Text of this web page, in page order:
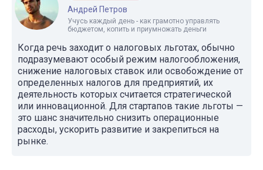
Андрей Петров
Учусь каждый день - как грамотно управлять
бюджетом, копить и приумножать деньги
Когда речь заходит о налоговых льготах, обычно
подразумевают особый режим налогообложения,
снижение налоговых ставок или освобождение от
определенных налогов для предприятий, их
деятельность которых считается стратегической
или инновационной. Для стартапов такие льготы —
это шанс значительно снизить операционные
расходы, ускорить развитие и закрепиться на
рынке.